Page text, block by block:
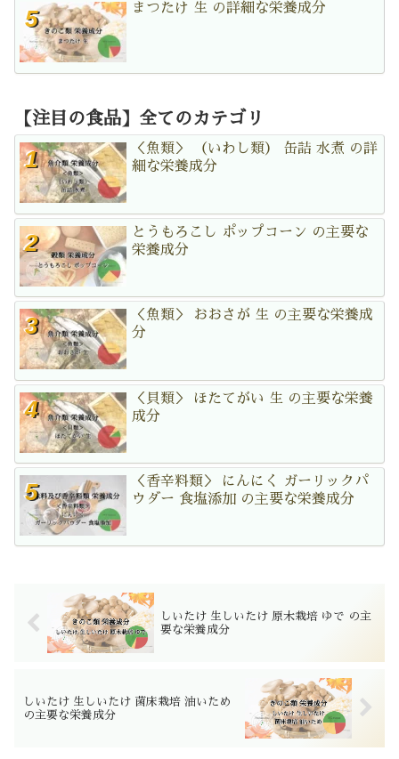
まつたけ 生 の詳細な栄養成分
【注目の食品】全てのカテゴリ
＜魚類＞ （いわし類） 缶詰 水煮 の詳
細な栄養成分
とうもろこし ポップコーン の主要な
栄養成分
＜魚類＞ おおさが 生 の主要な栄養成
分
＜貝類＞ ほたてがい 生 の主要な栄養
成分
＜香辛料類＞ にんにく ガーリックパ
ウダー 食塩添加 の主要な栄養成分
しいたけ 生しいたけ 原木栽培 ゆで の主
要な栄養成分
しいたけ 生しいたけ 菌床栽培 油いため
の主要な栄養成分